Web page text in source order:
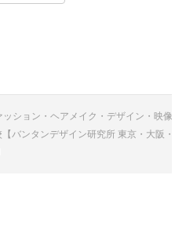
ション・ヘアメイク・デザイン・映
バンタンデザイン研究所 東京・大阪